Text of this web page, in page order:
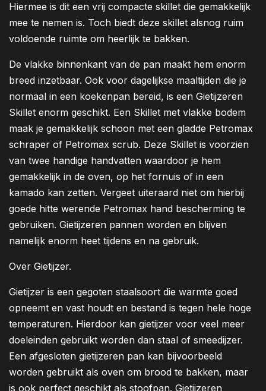
Hiermee is dit een vrij compacte skillet die gemakkelijk
mee te nemen is. Toch biedt deze skillet alsnog ruim
voldoende ruimte om heerlijk te bakken.
De vlakke binnenkant van de pan maakt hem enorm
breed inzetbaar. Ook voor dagelijkse maaltijden die je
normaal in een koekenpan bereid, is een Gietijzeren
Skillet enorm geschikt. Een Skillet met vlakke bodem
maak je gemakkelijk schoon met een gladde Petromax
schraper of Petromax scrub. Deze Skillet is voorzien
van twee handige handvatten waardoor je hem
gemakkelijk in de oven, op het fornuis of in een
kamado kan zetten. Vergeet uiteraard niet om hierbij
goede hitte werende Petromax hand bescherming te
gebruiken. Gietijzeren pannen worden en blijven
namelijk enorm heet tijdens en na gebruik.
Over Gietijzer.
Gietijzer is een gegoten staalsoort die warmte goed
opneemt en vast houdt en bestand is tegen hele hoge
temperaturen. Hierdoor kan gietijzer voor veel meer
doeleinden gebruikt worden dan staal of smeedijzer.
Een afgesloten gietijzeren pan kan bijvoorbeeld
worden gebruikt als oven om brood te bakken, maar
is ook perfect geschikt als stoofpan. Gietijzeren